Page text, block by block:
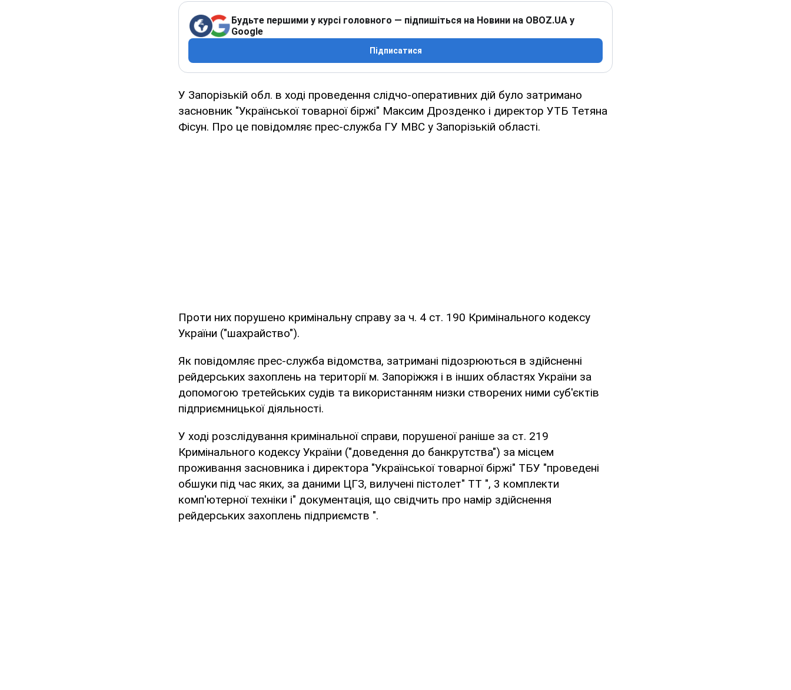
Будьте першими у курсі головного — підпишіться на Новини на OBOZ.UA у
Google
Підписатися
У Запорізькій обл. в ході проведення слідчо-оперативних дій було затримано
засновник "Української товарної біржі" Максим Дрозденко і директор УТБ Тетяна
Фісун. Про це повідомляє прес-служба ГУ МВС у Запорізькій області.
Проти них порушено кримінальну справу за ч. 4 ст. 190 Кримінального кодексу
України ("шахрайство").
Як повідомляє прес-служба відомства, затримані підозрюються в здійсненні
рейдерських захоплень на території м. Запоріжжя і в інших областях України за
допомогою третейських судів та використанням низки створених ними суб'єктів
підприємницької діяльності.
У ході розслідування кримінальної справи, порушеної раніше за ст. 219
Кримінального кодексу України ("доведення до банкрутства") за місцем
проживання засновника і директора "Української товарної біржі" ТБУ "проведені
обшуки під час яких, за даними ЦГЗ, вилучені пістолет" ТТ ", 3 комплекти
комп'ютерної техніки і" документація, що свідчить про намір здійснення
рейдерських захоплень підприємств ".